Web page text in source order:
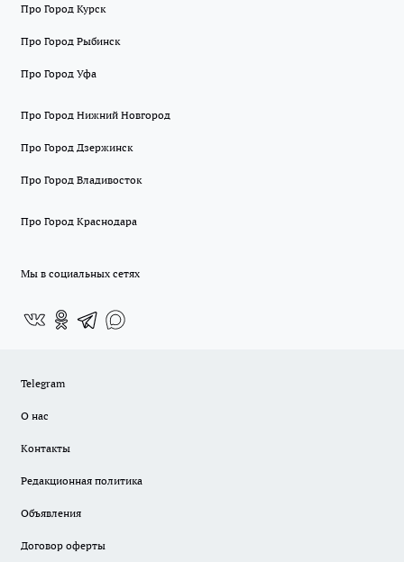
Про Город Курск
Про Город Рыбинск
Про Город Уфа
Про Город Нижний Новгород
Про Город Дзержинск
Про Город Владивосток
Про Город Краснодара
Мы в социальных сетях
Telegram
О нас
Контакты
Редакционная политика
Объявления
Договор оферты